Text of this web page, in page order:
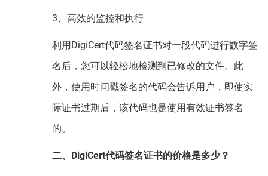
3、高效的监控和执行
利用DigiCert代码签名证书对一段代码进行数字签
名后，您可以轻松地检测到已修改的文件。此
外，使用时间戳签名的代码会告诉用户，即使实
际证书过期后，该代码也是使用有效证书签名
的。
二、DigiCert代码签名证书的价格是多少？